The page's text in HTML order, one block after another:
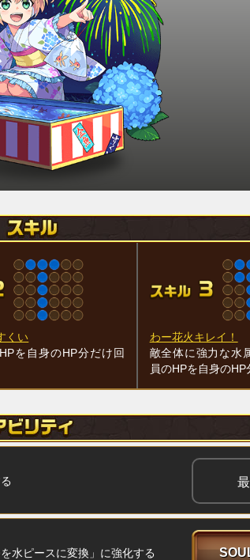
くい
を自身のHP分だけ回
わー花火キレイ！
敵全体に強力な水
員のHPを自身の
水ピースに変換」に強化する